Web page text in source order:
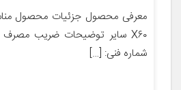
معرفی محصول جزئیات محصول
شماره فنی: […]